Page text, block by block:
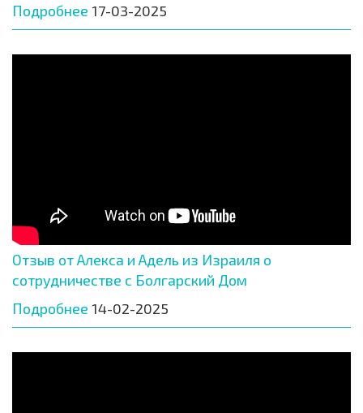
Подробнее 17-03-2025
Отзыв от Алекса и Адель из Израиля о
сотрудничестве с Болгарский Дом
Подробнее 14-02-2025